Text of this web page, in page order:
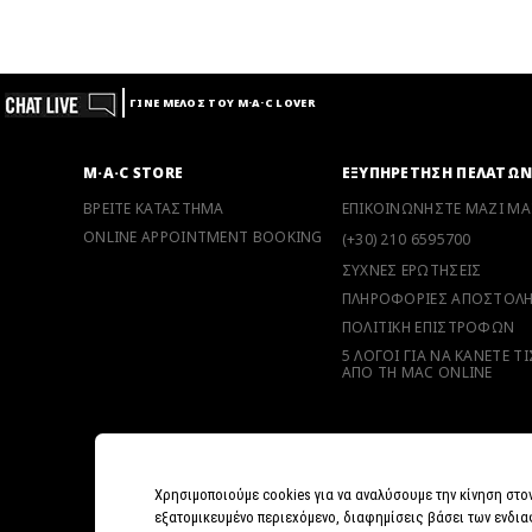
ΓΙΝΕ ΜΕΛΟΣ ΤΟΥ M·A·C LOVER
M·A·C STORE
ΒΡΕΙΤΕ ΚΑΤΑΣΤΗΜΑ
ONLINE APPOINTMENT BOOKING
ΕΞΥΠΗΡΕΤΗΣΗ ΠΕΛΑΤΩΝ
ΕΠΙΚΟΙΝΩΝΗΣΤΕ ΜΑΖΙ
(+30) 210 6595700
ΣΥΧΝΕΣ ΕΡΩΤΗΣΕΙΣ
ΠΛΗΡΟΦΟΡΙΕΣ
ΠΟΛΙΤΙΚΗ ΕΠΙΣΤΡΟΦΩΝ
5 ΛΟΓΟΙ ΓΙΑ ΝΑ ΚΑΝΕΤΕ
ΑΠΟ ΤΗ MAC ONLINE
Χρησιμοποιούμε cookies για να αναλύσουμε την κίνηση
εξατομικευμένο περιεχόμενο, διαφημίσεις βάσει των